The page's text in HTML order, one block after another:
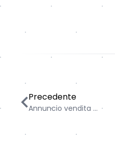
Annuncio vendita
Precedente
Annuncio vendita ...